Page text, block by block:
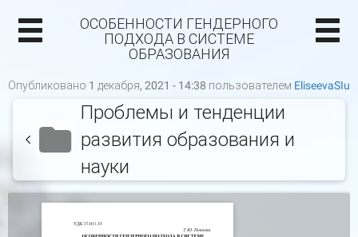
ОСОБЕННОСТИ ГЕНДЕРНОГО
ПОДХОДА В СИСТЕМЕ
ОБРАЗОВАНИЯ
Опубликовано 1 декабря, 2021 - 14:38 пользователем EliseevaSIu
Проблемы и тенденции
развития образования и
науки